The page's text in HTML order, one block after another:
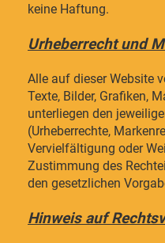
keine Haftung.
Urheberrecht und
Alle auf dieser Website
Texte, Bilder, Grafiken,
unterliegen den
(Urheberrechte,
Vervielfältigung oder
Zustimmung des
den gesetzlichen
Hinweis auf